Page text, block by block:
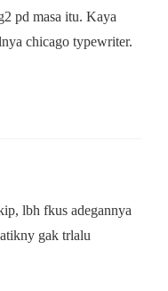
pd masa itu. Kaya
chicago typewriter.
lbh fkus adegannya
gak trlalu